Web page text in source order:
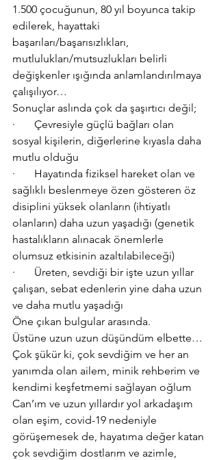
1.500 çocuğunun, 80 yıl boyunca takip
edilerek, hayattaki
başarıları/başarısızlıkları,
mutlulukları/mutsuzlukları belirli
değişkenler ışığında anlamlandırılmaya
çalışılıyor…
Sonuçlar aslında çok da şaşırtıcı değil;
·       Çevresiyle güçlü bağları olan
sosyal kişilerin, diğerlerine kıyasla daha
mutlu olduğu
·       Hayatında fiziksel hareket olan ve
sağlıklı beslenmeye özen gösteren öz
disiplini yüksek olanların (ihtiyatlı
olanların) daha uzun yaşadığı (genetik
hastalıkların alınacak önemlerle
olumsuz etkisinin azaltılabileceği)
·       Üreten, sevdiği bir işte uzun yıllar
çalışan, sebat edenlerin yine daha uzun
ve daha mutlu yaşadığı
Öne çıkan bulgular arasında.
Üstüne uzun uzun düşündüm elbette…
Çok şükür ki, çok sevdiğim ve her an
yanımda olan ailem, minik rehberim ve
kendimi keşfetmemi sağlayan oğlum
Can’ım ve uzun yıllardır yol arkadaşım
olan eşim, covid-19 nedeniyle
görüşemesek de, hayatıma değer katan
çok sevdiğim dostlarım ve azimle,